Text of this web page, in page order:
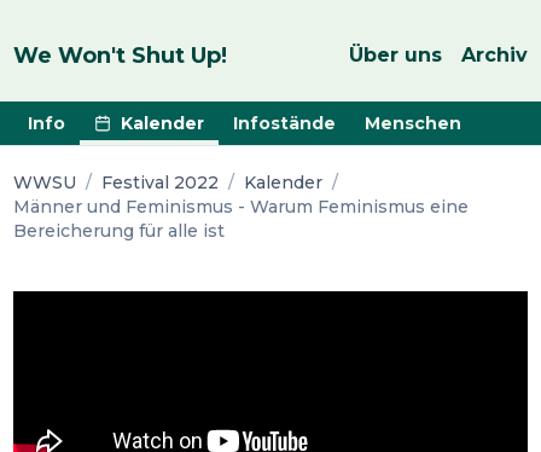
We Won't Shut Up! Über uns Archiv
Info Kalender Infostände Menschen
WWSU / Festival 2022 / Kalender /
Männer und Feminismus - Warum Feminismus eine
Bereicherung für alle ist